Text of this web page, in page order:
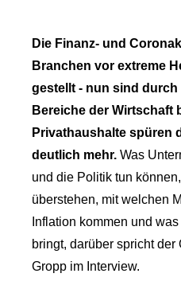
Die Finanz- und
Branchen vor extreme
gestellt - nun sind
Bereiche der Wirtschaft
Privathaushalte spüren
deutlich mehr. Was
und die Politik tun
überstehen, mit welchen
Inflation kommen und
bringt, darüber spricht der
Gropp im Interview.